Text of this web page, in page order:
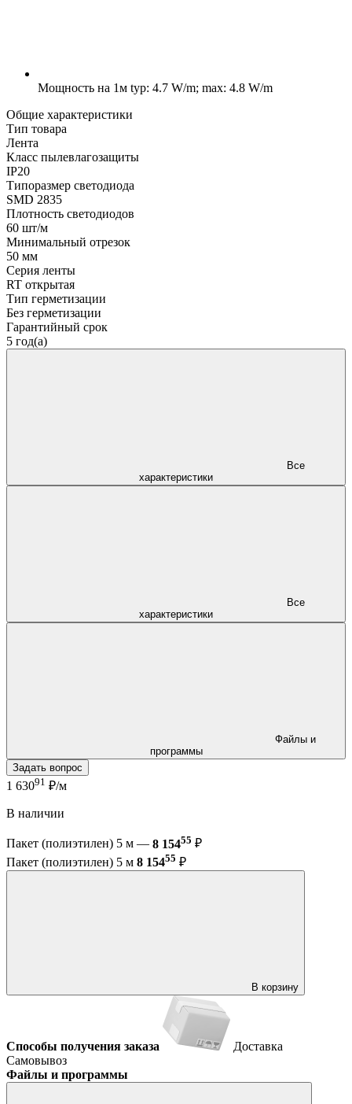
Мощность на 1м typ: 4.7 W/m; max: 4.8 W/m
Общие характеристики
Тип товара
Лента
Класс пылевлагозащиты
IP20
Типоразмер светодиода
SMD 2835
Плотность светодиодов
60 шт/м
Минимальный отрезок
50 мм
Серия ленты
RT открытая
Тип герметизации
Без герметизации
Гарантийный срок
5 год(а)
характеристики
характеристики
программы
Задать вопрос
1 63091 ₽/м
В наличии
Пакет (полиэтилен) 5 м — 8 15455 ₽
Пакет (полиэтилен) 5 м 8 15455 ₽
В корзину
Способы получения заказа
Доставка
Самовывоз
Файлы и программы